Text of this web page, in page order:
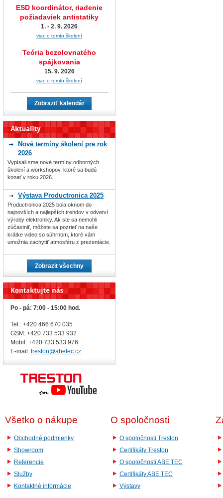
ESD koordinátor, riadenie
požiadaviek antistatiky
1. - 2. 9. 2026
viac o tomto školení
Teória bezolovnatého
spájkovania
15. 9. 2026
viac o tomto školení
Zobraziť kalendár
Nové termíny školení pre rok
2026
Vypísali sme nové termíny odborných
školení a workshopov, ktoré sa budú
konať v roku 2026.
Výstava Productronica 2025
Productronica 2025 bola oknom do
najnovších a najlepších trendov v odvetví
výroby elektroniky. Ak ste sa nemohli
zúčastniť, môžete sa pozrieť na naše
krátke video so súhrnom, ktoré vám
umožnia zachytiť atmosféru z prezentácie.
Zobrazit všechny
Po - pá: 7:00 - 15:00 hod.
Tel.: +420 466 670 035
GSM: +420 733 533 932
Mobil: +420 733 533 976
E-mail: treston@abetec.cz
Všetko o nákupe
Obchodné podmienky
Showroom
Referencie
Služby
Kontaktné informácie
O spoločnosti
O spoločnosti Treston
Certifikáty Treston
O spoločnosti ABE.TEC
Certifikáty ABE.TEC
Výstavy